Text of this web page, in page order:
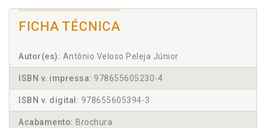
FICHA TÉCNICA
Autor(es): Antônio Veloso Peleja Júnior
ISBN v. impressa: 978655605230-4
ISBN v. digital: 978655605394-3
Acabamento: Brochura